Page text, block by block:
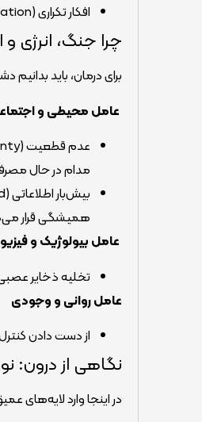
افکار تکراری (Rumination) :گیر کردن در حلقه‌ای از افکار منفی و سناریوهای ترسناک.
چرا جنگ، انرژی
برای درمان، باید
عامل محیطی و
مدام در حال مصرف
همیشگی قرار
عامل بیولوژیک و
تخلیه ذخایر
عامل روانی و وجودی
از دست دادن
نگاهی از درون:
در اینجا وارد لایه‌های